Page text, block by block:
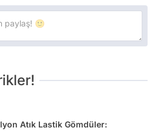
Atık Lastik Gömdüler: